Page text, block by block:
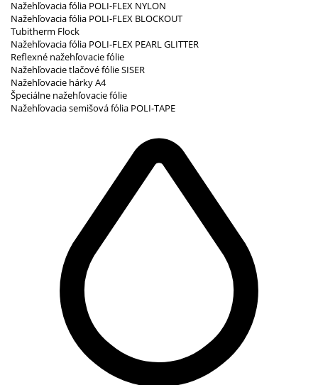
Nažehľovacia fólia POLI-FLEX NYLON
Nažehľovacia fólia POLI-FLEX BLOCKOUT
Tubitherm Flock
Nažehľovacia fólia POLI-FLEX PEARL GLITTER
Reflexné nažehľovacie fólie
Nažehľovacie tlačové fólie SISER
Nažehľovacie hárky A4
Špeciálne nažehľovacie fólie
Nažehľovacia semišová fólia POLI-TAPE